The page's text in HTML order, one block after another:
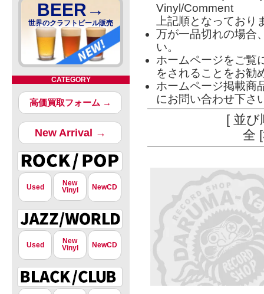
BEER→
世界のクラフトビール販売
CATEGORY
高価買取フォーム →
New Arrival →
Used
New
Vinyl
NewCD
Used
New
Vinyl
NewCD
Vinyl/Comment
上記順となっており
万が一品切れの場合
い。
ホームページをご覧
をされることをお勧
ホームページ掲載商
にお問い合わせ下さ
[ 並
全